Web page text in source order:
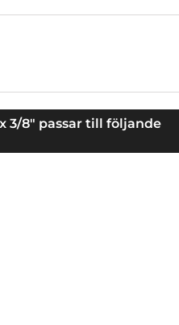
3/8" passar till följande